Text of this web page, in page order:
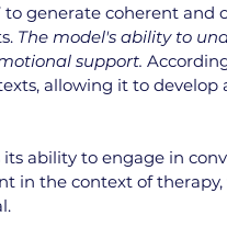
to generate coherent
The model's ability to
support.
allowing it to
ability to engage in
in the context of